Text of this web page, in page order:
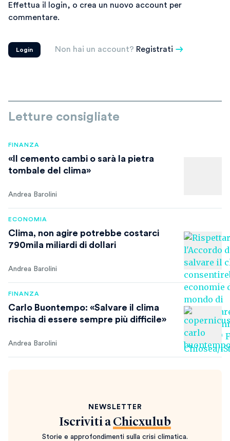
Effettua il login, o crea un nuovo account per
commentare.
Login Non hai un account? Registrati
Letture consigliate
FINANZA
«Il cemento cambi o sarà la pietra
tombale del clima»
Andrea Barolini
ECONOMIA
Clima, non agire potrebbe costarci
790mila miliardi di dollari
Andrea Barolini
FINANZA
Carlo Buontempo: «Salvare il clima
rischia di essere sempre più difficile»
Andrea Barolini
NEWSLETTER
Iscriviti a Chicxulub
Storie e approfondimenti sulla crisi climatica.